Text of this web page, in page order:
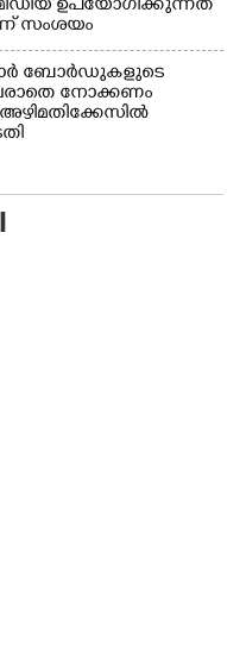
ഉപയോഗിക്കുന്നത്
സംശയം
ബോർഡുകളുടെ
നോക്കണം